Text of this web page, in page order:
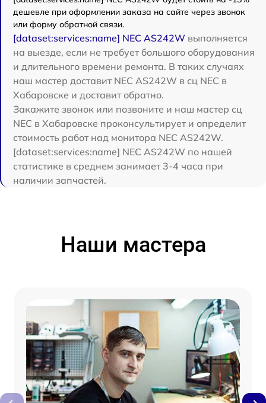
дешевле при оформлении заказа на сайте через звонок
или форму обратной связи.
[dataset:services:name] NEC AS242W выполняется
на выезде, если не требует большого оборудования
и длительного времени ремонта. В таких случаях
наш мастер доставит NEC AS242W в сц NEC в
Хабаровске и доставит обратно.
Закажите звонок или позвоните и наш мастер сц
NEC в Хабаровске проконсультирует и определит
стоимость работ над монитора NEC AS242W.
[dataset:services:name] NEC AS242W по нашей
статистике в среднем занимает 3-4 часа при
наличии запчастей.
Наши мастера